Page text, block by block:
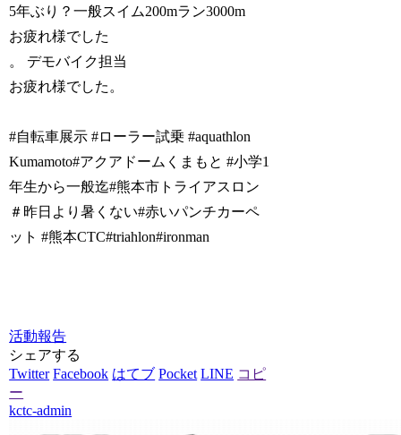
5年ぶり？一般スイム200mラン3000m
お疲れ様でした
。 デモバイク担当
お疲れ様でした。
#自転車展示 #ローラー試乗 #aquathlon
Kumamoto#アクアドームくまもと #小学1
年生から一般迄#熊本市トライアスロン
＃昨日より暑くない#赤いパンチカーペ
ット #熊本CTC#triahlon#ironman
活動報告
シェアする
Twitter Facebook はてブ Pocket LINE コピ
ー
kctc-admin